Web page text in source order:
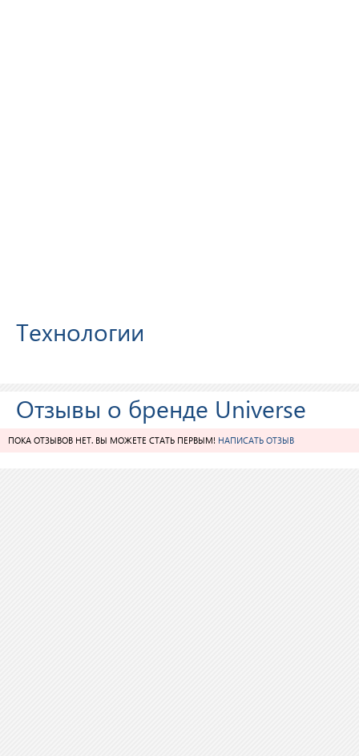
Технологии
Отзывы о бренде Universe
ПОКА ОТЗЫВОВ НЕТ. ВЫ МОЖЕТЕ СТАТЬ ПЕРВЫМ! НАПИСАТЬ ОТЗЫВ